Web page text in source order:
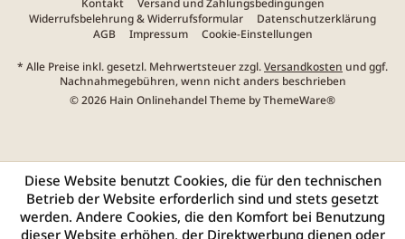
Widerrufsbelehrung & Widerrufsformular
Datenschutzerklärung
AGB
Impressum Cookie-Einstellungen
* Alle Preise inkl. gesetzl. Mehrwertsteuer zzgl.Versandkosten und ggf.
Nachnahmegebühren, wenn nicht anders beschrieben
© 2026 Hain Onlinehandel Theme byThemeWare®
Diese Website benutzt Cookies, die für den technischen
Betrieb der Website erforderlich sind und stets gesetzt
werden. Andere Cookies, die den Komfort bei Benutzung
dieser Website erhöhen, der Direktwerbung dienen oder